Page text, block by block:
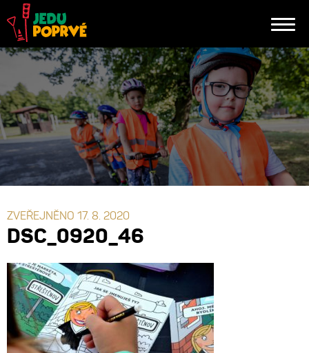
ZVEŘEJNĚNO 17. 8. 2020
DSC_0920_46